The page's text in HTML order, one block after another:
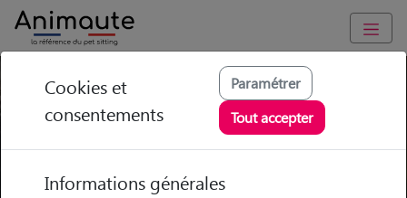
Pension Chat Alpes-de-
Haute-Provence (04)
Ou l'alternative Animaute
Cookies et
consentements
Paramétrer
Tout accepter
Informations générales